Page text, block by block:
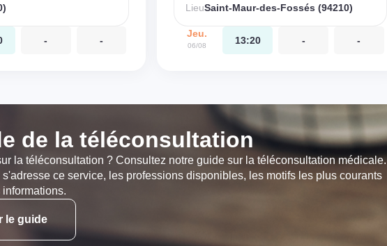
- -
LieuSaint-Maur-des-Fossés (94210)
Jeu.
06/08 13:20 - -
de la téléconsultation
la téléconsultation ? Consultez notre guide sur la téléconsultation médicale.
s'adresse ce service, les professions disponibles, les motifs les plus courants
le guide